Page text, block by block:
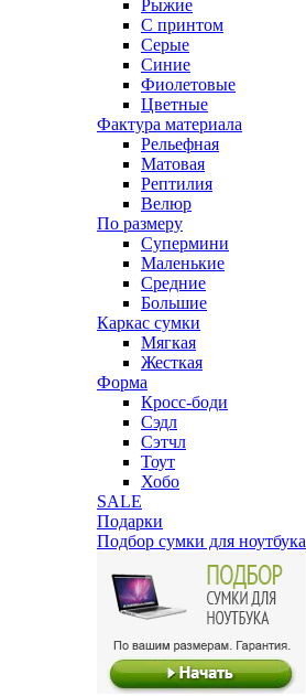
Рыжие
С принтом
Серые
Синие
Фиолетовые
Цветные
Фактура материала
Рельефная
Матовая
Рептилия
Велюр
По размеру
Супермини
Маленькие
Средние
Большие
Каркас сумки
Мягкая
Жесткая
Форма
Кросс-боди
Сэдл
Сэтчл
Тоут
Хобо
SALE
Подарки
Подбор сумки для ноутбука